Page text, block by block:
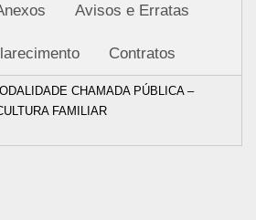
Avisos e Erratas
Contratos
CHAMADA PÚBLICA –
FAMILIAR